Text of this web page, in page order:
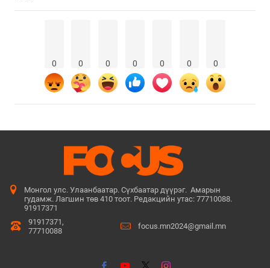
0 0 0 0 0 0 0
Монгол улс. Улаанбаатар. Сүхбаатар дүүрэг. Амарын
гудамж. Лагшин төв 410 тоот. Редакцийн утас: 77710088.
91917371
91917371,
77710088
focus.mn2024@gmail.mn